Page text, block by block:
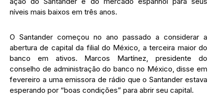
níveis mais baixos em três anos.
O Santander começou no ano passado a considerar a
abertura de capital da filial do México, a terceira maior do
banco em ativos. Marcos Martínez, presidente do
conselho de administração do banco no México, disse em
fevereiro a uma emissora de rádio que o Santander estava
esperando por “boas condições” para abrir seu capital.